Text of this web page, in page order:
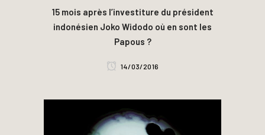
15 mois après l’investiture du président
indonésien Joko Widodo où en sont les
Papous ?
14/03/2016